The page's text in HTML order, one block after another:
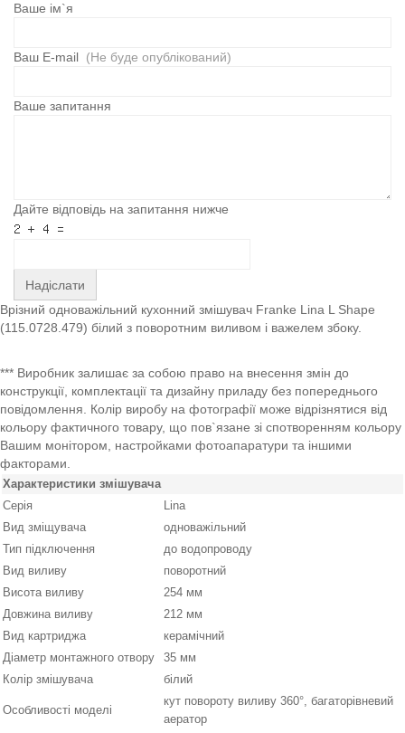
Ваше ім`я
Ваш E-mail (Не буде опублікований)
Ваше запитання
Дайте відповідь на запитання нижче
Надіслати
Врізний одноважільний кухонний змішувач Franke Lina L Shape
(115.0728.479) білий з поворотним виливом і важелем збоку.
*** Виробник залишає за собою право на внесення змін до
конструкції, комплектації та дизайну приладу без попереднього
повідомлення. Колір виробу на фотографії може відрізнятися від
кольору фактичного товару, що пов`язане зі спотворенням кольору
Вашим монітором, настройками фотоапаратури та іншими
факторами.
Характеристики змішувача
Серія
Lina
Вид зміщувача
одноважільний
Тип підключення
до водопроводу
Вид виливу
поворотний
Висота виливу
254 мм
Довжина виливу
212 мм
Вид картриджа
керамічний
Діаметр монтажного отвору
35 мм
Колір змішувача
білий
Особливості моделі
кут повороту виливу 360°, багаторівневий
аератор